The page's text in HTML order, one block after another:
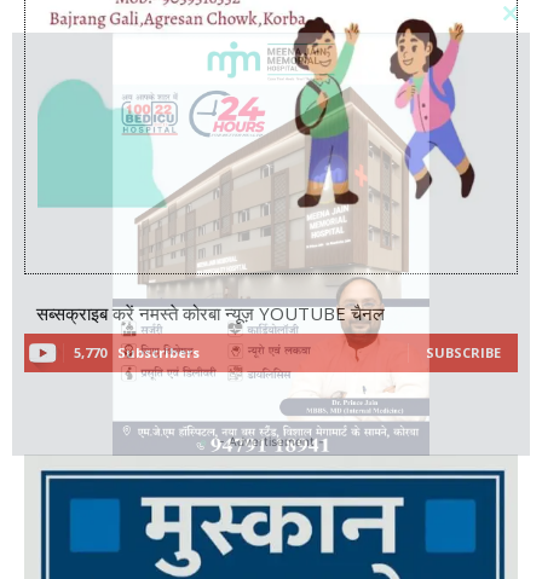
सब्सक्राइब करें नमस्ते कोरबा न्यूज़ YOUTUBE चैनल
5,770 Subscribers SUBSCRIBE
- Advertisement -